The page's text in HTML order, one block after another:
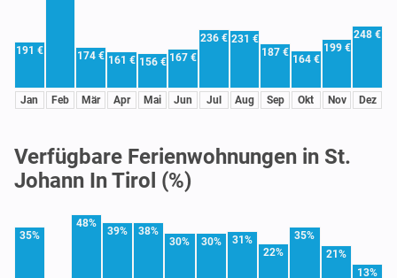
191 €
Jan Feb
174 €
Mär
161 €
Apr
156 €
Mai
167 €
Jun
236 €
Jul
231 €
Aug
187 €
Sep
164 €
Okt
199 €
Nov
248 €
Dez
Verfügbare Ferienwohnungen in St.
Johann In Tirol (%)
35%
48%
39%
38%
30%
30%
31%
22%
35%
21%
13%